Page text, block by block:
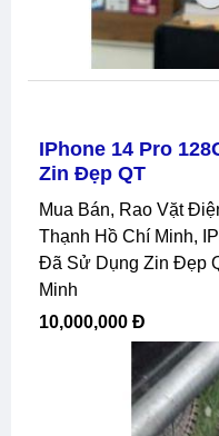
IPhone 14 Pro
Zin Đẹp QT
Mua Bán, Rao Vặt Điện Thoại Iphone Cũ Bình
Thạnh Hồ Chí Minh,
Đã Sử Dụng Zin Đẹp
Minh
10,000,000 Đ